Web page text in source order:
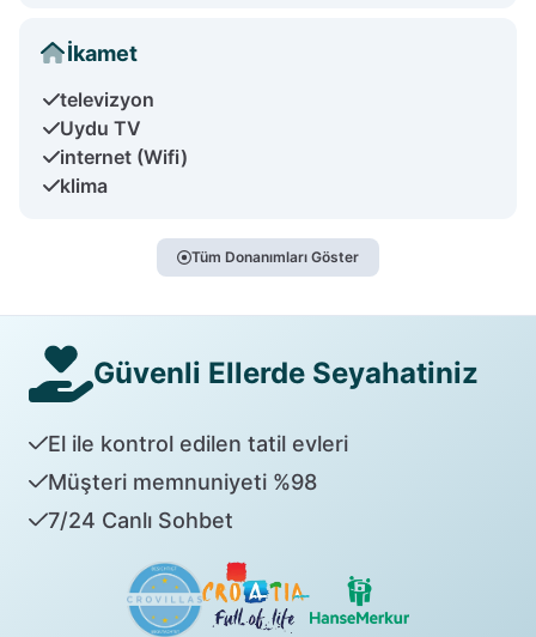
İkamet
televizyon
Uydu TV
internet (Wifi)
klima
Tüm Donanımları Göster
Güvenli Ellerde Seyahatiniz
El ile kontrol edilen tatil evleri
Müşteri memnuniyeti %98
7/24 Canlı Sohbet